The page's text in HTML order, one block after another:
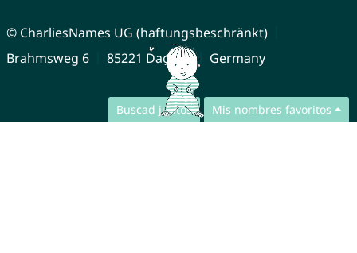
Buscad juntos Mis nombres favoritos
© CharliesNames UG (haftungsbeschränkt)
Brahmsweg 6
85221 Dachau Germany